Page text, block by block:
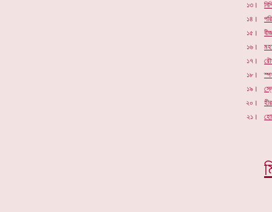
১৩।
১৪।
১৫।
১৬।
১৭।
১৮।
১৯।
২০।
২১।